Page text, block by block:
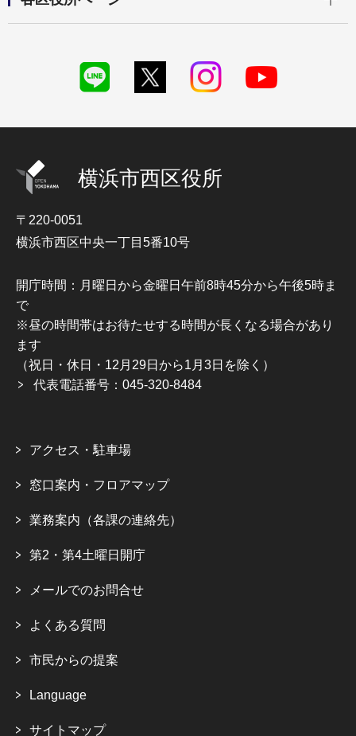
横浜市西区役所
〒220-0051
横浜市西区中央一丁目5番10号
開庁時間：月曜日から金曜日午前8時45分から午後5時ま
で
※昼の時間帯はお待たせする時間が長くなる場合があり
ます
（祝日・休日・12月29日から1月3日を除く）
代表電話番号：045-320-8484
アクセス・駐車場
窓口案内・フロアマップ
業務案内（各課の連絡先）
第2・第4土曜日開庁
メールでのお問合せ
よくある質問
市民からの提案
Language
サイトマップ